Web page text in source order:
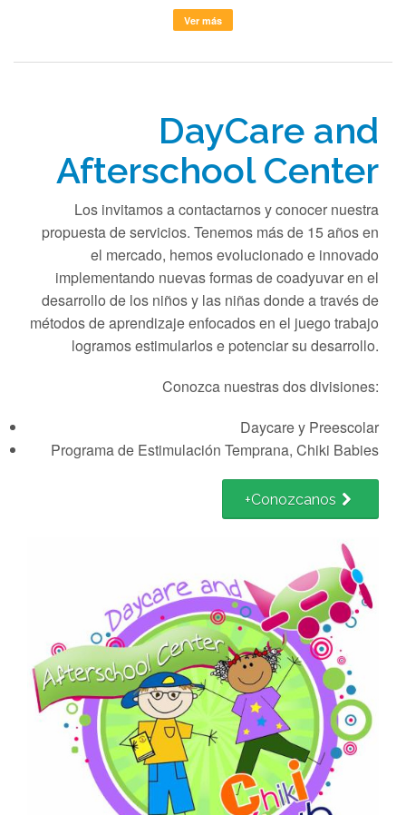
Ver más
DayCare and
Afterschool Center
Los invitamos a contactarnos y conocer nuestra
propuesta de servicios. Tenemos más de 15 años en
el mercado, hemos evolucionado e innovado
implementando nuevas formas de coadyuvar en el
desarrollo de los niños y las niñas donde a través de
métodos de aprendizaje enfocados en el juego trabajo
logramos estimularlos e potenciar su desarrollo.
Conozca nuestras dos divisiones:
Daycare y Preescolar
Programa de Estimulación Temprana, Chiki Babies
+Conozcanos